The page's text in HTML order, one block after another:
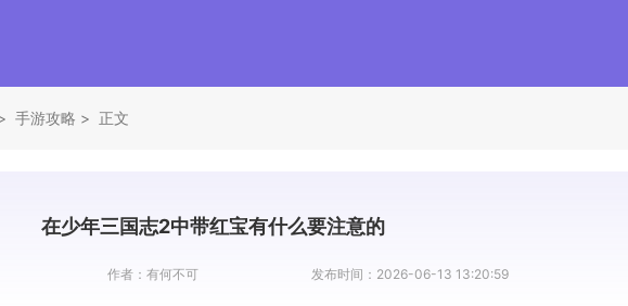
手游攻略 正文
在少年三国志2中带红宝有什么要注意的
作者： 有何不可 发布时间： 2026-06-13 13:20:59